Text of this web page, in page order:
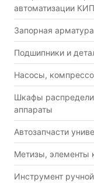
автоматизации
Запорная арматура
Подшипники и
Насосы,
Шкафы
аппараты
Автозапчасти
Метизы, элементы
Инструмент